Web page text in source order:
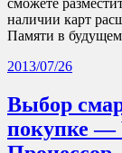
наличии карт
Памяти в будущем
2013/07/26
Выбор
покупке —